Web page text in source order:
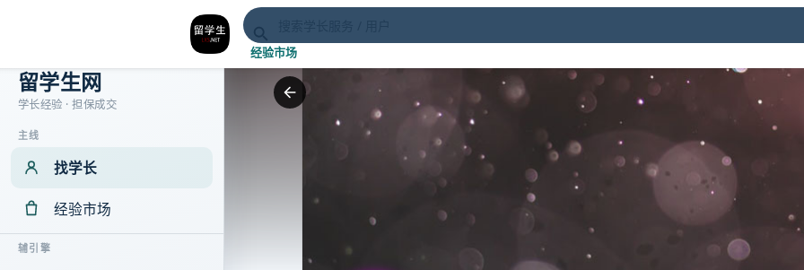
经验市场
留学生网
学长经验 · 担保成交
主线
找学长
经验市场
辅引擎